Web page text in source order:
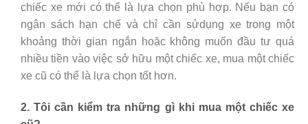
chiếc xe mới có thể là lựa chọn phù hợp. Nếu bạn có
ngân sách hạn chế và chỉ cần sửdụng xe trong một
khoảng thời gian ngắn hoặc không muốn đầu tư quá
nhiều tiền vào việc sở hữu một chiếc xe, mua một chiếc
xe cũ có thể là lựa chọn tốt hơn.
2. Tôi cần kiểm tra những gì khi mua một chiếc xe